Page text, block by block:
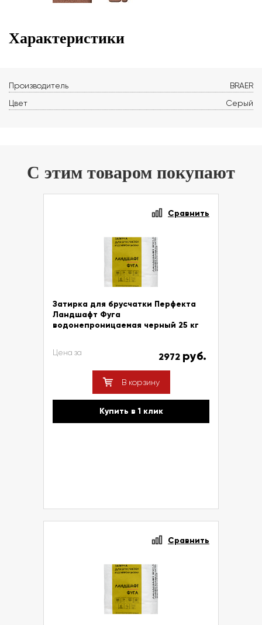
Характеристики
Производитель
BRAER
Цвет
Серый
С этим товаром покупают
Сравнить
Затирка для брусчатки Перфекта
Ландшафт Фуга
водонепроницаемая черный 25 кг
Цена за 2972 руб.
В корзину
Купить в 1 клик
Сравнить